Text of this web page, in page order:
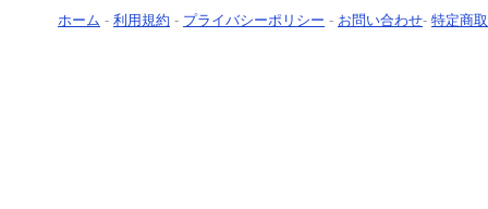
ホーム - 利用規約 - プライバシーポリシー - お問い合わせ- 特定商